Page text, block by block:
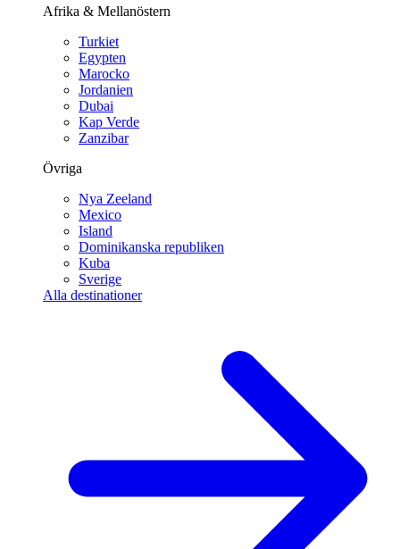
Afrika & Mellanöstern
Turkiet
Egypten
Marocko
Jordanien
Dubai
Kap Verde
Zanzibar
Övriga
Nya Zeeland
Mexico
Island
Dominikanska republiken
Kuba
Sverige
Alla destinationer